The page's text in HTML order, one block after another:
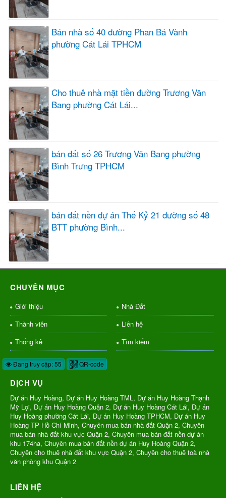
Bán nhà số 40 đường Phan Bá Vành
phường Cát Lái TPHCM
Cho thuê nhà mặt tiền đường Trương Văn
Bang phường Cát Lái...
bán đất số 26 Trương Văn Bang phường
Bình Trưng TPHCM
bán đất nền dự án Thế Kỷ 21 đường số 48
BTT phường Bình...
CHUYÊN MỤC
Giới thiệu
Nhà Đất
Thành viên
Liên hệ
Thống kê
Tìm kiếm
Đang truy cập: 55 QR-code
DỊCH VỤ
Dự án Huy Hoàng, Dự án Huy Hoàng TML, Dự án Huy Hoàng Thạnh
Mỹ Lợi, Dự án Huy Hoàng Quận 2, Dự án Huy Hoàng Cát Lái, Dự án
Huy Hoàng phường Cát Lái, Dự án Huy Hoàng TPHCM, Dự án Huy
Hoàng TP Hồ Chí Minh, Chuyên mua bán nhà đất Quận 2, Chuyên
mua bán nhà đất khu vực Quận 2, Chuyên mua bán đất nền dự án
khu 174ha, Chuyên mua bán đất nền dự án Huy Hoàng Quận 2,
Chuyên cho thuê nhà đất khu vực Quận 2, Chuyên cho thuê toà nhà
văn phòng khu Quận 2
LIÊN HỆ